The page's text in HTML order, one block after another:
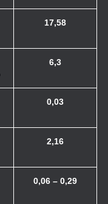
17,58
6,3
0,03
2,16
0,06 – 0,29